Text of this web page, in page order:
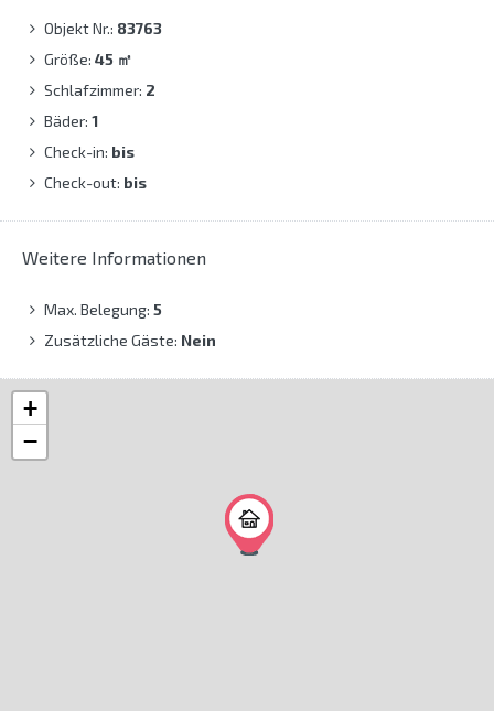
Objekt Nr.: 83763
Größe: 45 ㎡
Schlafzimmer: 2
Bäder: 1
Check-in: bis
Check-out: bis
Weitere Informationen
Max. Belegung: 5
Zusätzliche Gäste: Nein
+
−